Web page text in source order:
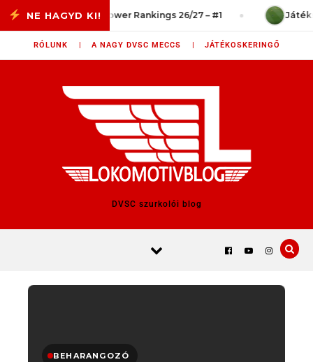
Skip to content
Power Rankings 26/27 – #1
RÓLUNK | A NAGY DVSC MECCS | JÁTÉKOSKERINGŐ
DVSC szurkolói blog
BEHARANGOZÓ